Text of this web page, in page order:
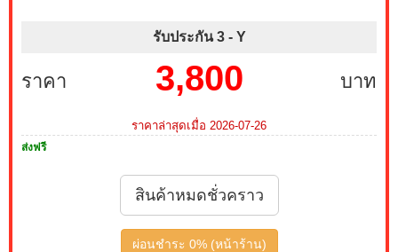
รับประกัน 3 - Y
ราคา บาท
3,800
ราคาล่าสุดเมื่อ 2026-07-26
ส่งฟรี
สินค้าหมดชั่วคราว
ผ่อนชำระ 0% (หน้าร้าน)